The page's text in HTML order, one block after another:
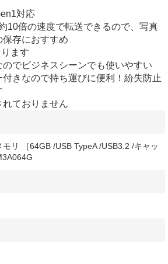
対応
10倍の速度で転送できるので、写真
存におすすめ
ます
のでビジネスシーンでも使いやすい
付きなので持ち運びに便利！紛失防止
ておりません
リ ［64GB /USB TypeA /USB3.2 /キャッ